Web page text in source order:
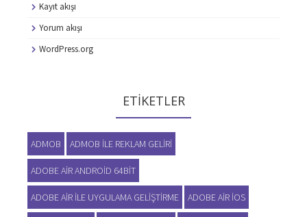
Kayıt akışı
Yorum akışı
WordPress.org
ETIKETLER
ADMOB ADMOB ILE REKLAM GELIRI
ADOBE AIR ANDROID 64BIT
ADOBE AIR ILE UYGULAMA GELIŞTIRME ADOBE AIR IOS